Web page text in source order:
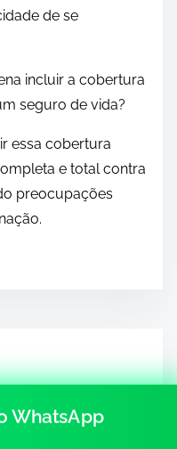
de se
incluir a cobertura
seguro de vida?
essa cobertura
e total contra
preocupações
WhatsApp